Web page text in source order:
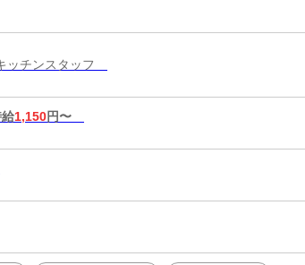
ッチンスタッフ
1,150円〜